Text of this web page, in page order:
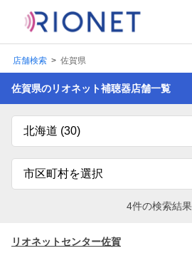
店舗検索 佐賀県
佐賀県のリオネット補聴器店舗一覧
4件の検索結果
リオネットセンター佐賀